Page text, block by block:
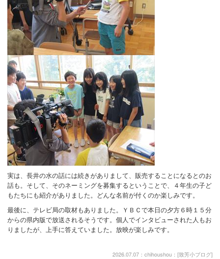
実は、長井の水の話には続きがありまして、販売することになるとのお
話も。そして、そのネーミングを募集するということで、４年生の子ど
もたちにも紹介がありました。どんな名前が付くのか楽しみです。
最後に、テレビ局の取材もありました。ＹＢＣで本日の夕方６時１５分
からの県内版で放送されるそうです。個人でインタビューされた人もお
りましたが、上手に答えていました。放映が楽しみです。
2026.07.07：chihoushou：[致芳小ブログ]